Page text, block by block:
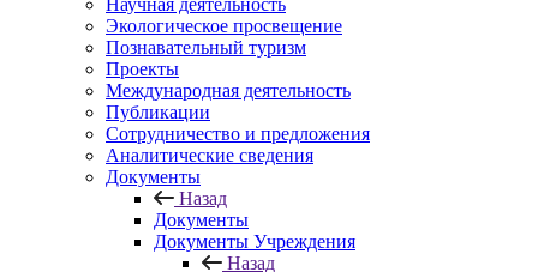
Научная деятельность
Экологическое просвещение
Познавательный туризм
Проекты
Международная деятельность
Публикации
Сотрудничество и предложения
Аналитические сведения
Документы
Назад
Документы
Документы Учреждения
Назад